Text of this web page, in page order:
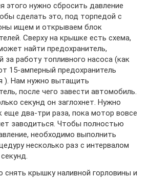
этого нужно сбросить давление
сделать это, под торпедой с
ищем и открываем блок
Сверху на крышке есть схема,
найти предохранитель,
работу топливного насоса (как
15-амперный предохранитель
). Нам нужно вытащить
после чего завести автомобиль.
секунд он заглохнет. Нужно
еще два-три раза, пока мотор вовсе
заводиться. Чтобы полностью
необходимо выполнить
несколько раз с интервалом
снять крышку наливной горловины и